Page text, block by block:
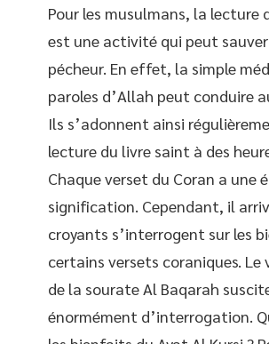
Pour les musulmans, la lecture
est une activité qui peut sauver
pécheur. En effet, la simple
paroles d’Allah peut conduire
Ils s’adonnent ainsi
lecture du livre saint à des
Chaque verset du Coran a une
signification. Cependant, il
croyants s’interrogent sur les
certains versets coraniques. Le
de la sourate Al Baqarah
énormément d’interrogation.